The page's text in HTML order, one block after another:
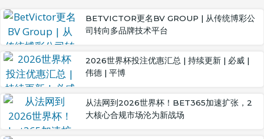
BETVICTOR更名BV GROUP | 从传统博彩公
司转向多品牌技术平台
2026世界杯投注优惠汇总 | 持续更新 | 必威 |
伟德 | 平博
从法网到2026世界杯！BET365加速扩张，2
大核心合规市场沦为新战场